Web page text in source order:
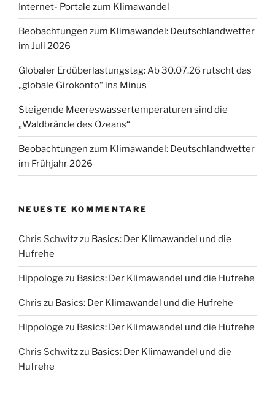
Internet- Portale zum Klimawandel
Beobachtungen zum Klimawandel: Deutschlandwetter
im Juli 2026
Globaler Erdüberlastungstag: Ab 30.07.26 rutscht das
„globale Girokonto“ ins Minus
Steigende Meereswassertemperaturen sind die
„Waldbrände des Ozeans“
Beobachtungen zum Klimawandel: Deutschlandwetter
im Frühjahr 2026
NEUESTE KOMMENTARE
Chris Schwitzzu Basics: Der Klimawandel und die
Hufrehe
Hippologe zu Basics: Der Klimawandel und die Hufrehe
Chris zu Basics: Der Klimawandel und die Hufrehe
Hippologe zu Basics: Der Klimawandel und die Hufrehe
Chris Schwitzzu Basics: Der Klimawandel und die
Hufrehe